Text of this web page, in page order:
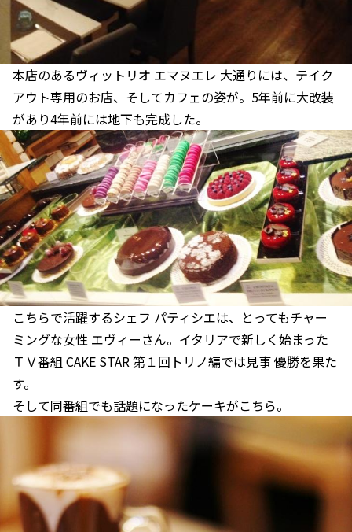
本店のあるヴィットリオ エマヌエレ 大通りには、テイク
アウト専用のお店、そしてカフェの姿が。5年前に大改装
があり4年前には地下も完成した。
こちらで活躍するシェフ パティシエは、とってもチャー
ミングな女性 エヴィーさん。イタリアで新しく始まった
ＴＶ番組 CAKE STAR 第１回トリノ編では見事 優勝を果た
す。
そして同番組でも話題になったケーキがこちら。